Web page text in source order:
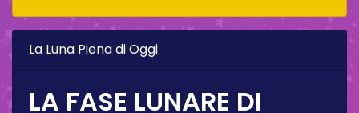
La Luna Piena di Oggi
LA FASE LUNARE DI